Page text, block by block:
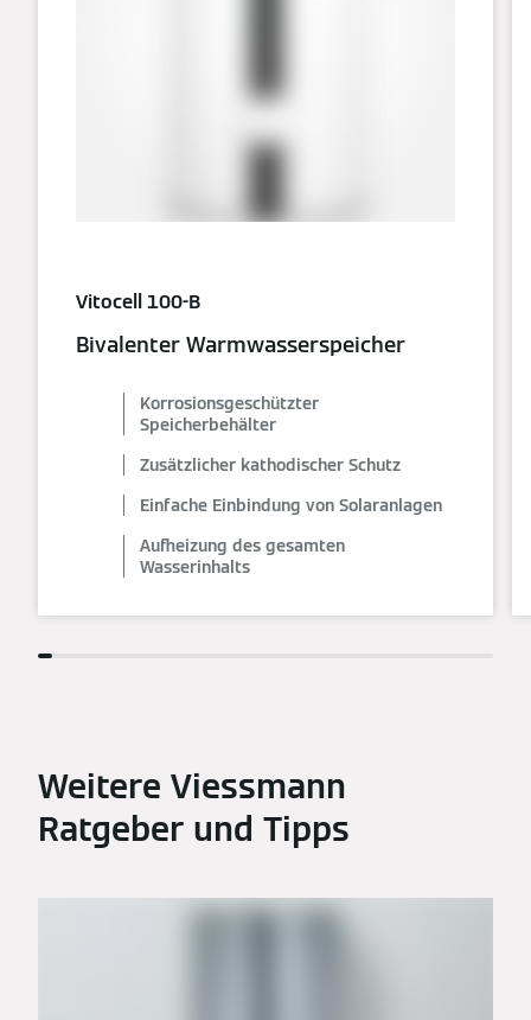
Vitocell 100-B
Bivalenter Warmwasserspeicher
Korrosionsgeschützter
Speicherbehälter
Zusätzlicher kathodischer Schutz
Einfache Einbindung von Solaranlagen
Aufheizung des gesamten
Wasserinhalts
Weitere Viessmann
Ratgeber und Tipps